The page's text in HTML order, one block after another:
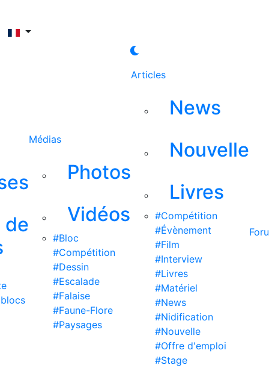
de
Médias
Photos
Vidéos
#Bloc
#Compétition
#Dessin
#Escalade
#Falaise
#Faune-Flore
#Paysages
Articles
News
Nouvelle
Livres
#Compétition
#Évènement
#Film
#Interview
#Livres
#Matériel
#News
#Nidification
#Nouvelle
#Offre d'emploi
#Stage